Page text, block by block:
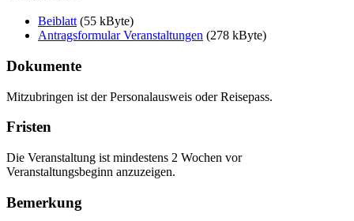
Beiblatt (55 kByte)
Antragsformular Veranstaltungen (278 kByte)
Dokumente
Mitzubringen ist der Personalausweis oder Reisepass.
Fristen
Die Veranstaltung ist mindestens 2 Wochen vor
Veranstaltungsbeginn anzuzeigen.
Bemerkung